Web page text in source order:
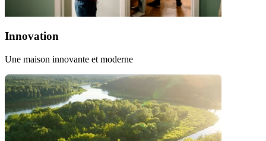
Innovation
Une maison innovante et moderne